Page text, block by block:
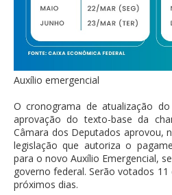
Auxílio emergencial
O cronograma de atualização
aprovação do texto-base da
Câmara dos Deputados aprovou,
legislação que autoriza o
para o novo Auxílio Emergencial,
governo federal. Serão votados
próximos dias.